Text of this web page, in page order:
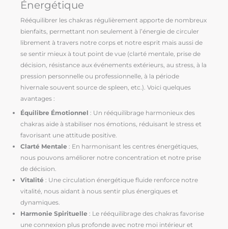
Énergétique
Rééquilibrer les chakras régulièrement apporte de nombreux
bienfaits, permettant non seulement à l’énergie de circuler
librement à travers notre corps et notre esprit mais aussi de
se sentir mieux à tout point de vue (clarté mentale, prise de
décision, résistance aux événements extérieurs, au stress, à la
pression personnelle ou professionnelle, à la période
hivernale souvent source de spleen, etc.). Voici quelques
avantages :
Équilibre Émotionnel : Un rééquilibrage harmonieux des
chakras aide à stabiliser nos émotions, réduisant le stress et
favorisant une attitude positive.
Clarté Mentale : En harmonisant les centres énergétiques,
nous pouvons améliorer notre concentration et notre prise
de décision.
Vitalité : Une circulation énergétique fluide renforce notre
vitalité, nous aidant à nous sentir plus énergiques et
dynamiques.
Harmonie Spirituelle : Le rééquilibrage des chakras favorise
une connexion plus profonde avec notre moi intérieur et